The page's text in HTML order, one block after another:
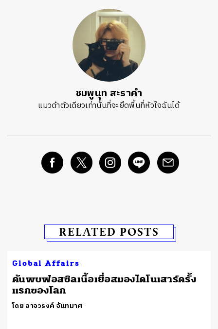
ชมพูนุท สะราคำ
แมวดำตัวเดียวเท่านั้นที่จะยึดพื้นที่หัวใจฉันได้
RELATED POSTS
Global Affairs
ค้นพบฟอสซิลเนื้อเยื่อสมองไดโนเสาร์ครั้ง
แรกของโลก
โดย อาจวรงค์ จันทมาศ